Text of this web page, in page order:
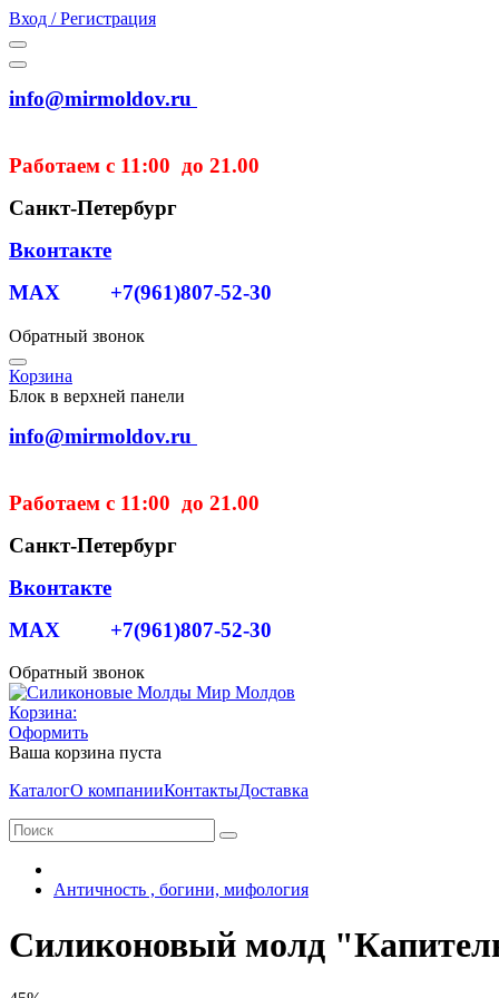
Вход / Регистрация
info@mirmoldov.ru
Работаем с 11:00 до 21.00
Санкт-Петербург
Вконтакте
MAX +7(961)807-52-30
Обратный звонок
Корзина
Блок в верхней панели
info@mirmoldov.ru
Работаем с 11:00 до 21.00
Санкт-Петербург
Вконтакте
MAX +7(961)807-52-30
Обратный звонок
Корзина:
Оформить
Ваша корзина пуста
КаталогО компанииКонтактыДоставка
Античность , богини, мифология
Силиконовый молд